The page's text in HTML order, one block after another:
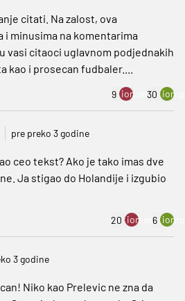
citati. Na zalost, ova
i minusima na komentarima
vasi citaoci uglavnom podjednakih
i prosecan fudbaler....
9 ion:minus
30
pre preko 3 godine
ceo tekst? Ako je tako imas dve
Ja stigao do Holandije i izgubio
20 ion:minus
6
3 godine
Niko kao Prelevic ne zna da